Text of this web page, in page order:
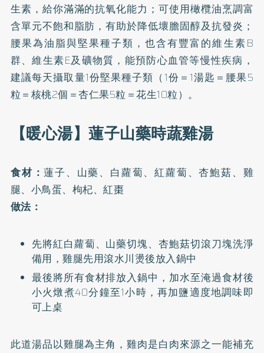
生素，給你滿滿的抗氧化能力；可使用橄欖油烹調富
含單元不飽和脂肪，有助於降低壞膽固醇及抗發炎；
腰果為油脂與堅果種子類，也含有豐富的維生素B
群、維生素E及礦物質，能預防心血管等慢性疾病，
建議每天攝取量1份堅果種子類（1份＝1湯匙＝腰果5
粒＝核桃2個＝杏仁果5粒＝花生10粒）。
【暖心湯】蓮子山藥時蔬雞湯
食材：蓮子、山藥、白蘿蔔、紅蘿蔔、杏鮑菇、雞
腿、小鳥蛋、枸杞、紅棗
做法：
先將紅白蘿蔔、山藥切塊、杏鮑菇切滾刀塊洗淨
備用，雞腿先用滾水川燙後放入鍋中
最後將所有食材排放入鍋中，加水至淹過食材後
小火燉煮40分鐘至1小時，再加鹽適度地調味即
可上桌
此道湯品以雞腿為主角，雞肉是白肉來源之一能補充